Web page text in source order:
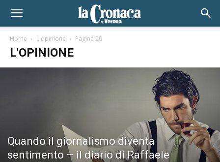
Home L'opinione Pagina 20
L'OPINIONE
Quando il giornalismo diventa
sentimento – il diario di Raffaele